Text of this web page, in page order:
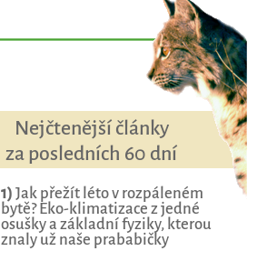
Nejčtenější články
za posledních 60 dní
1) Jak přežít léto v rozpáleném
bytě? Eko-klimatizace z jedné
osušky a základní fyziky, kterou
znaly už naše prababičky